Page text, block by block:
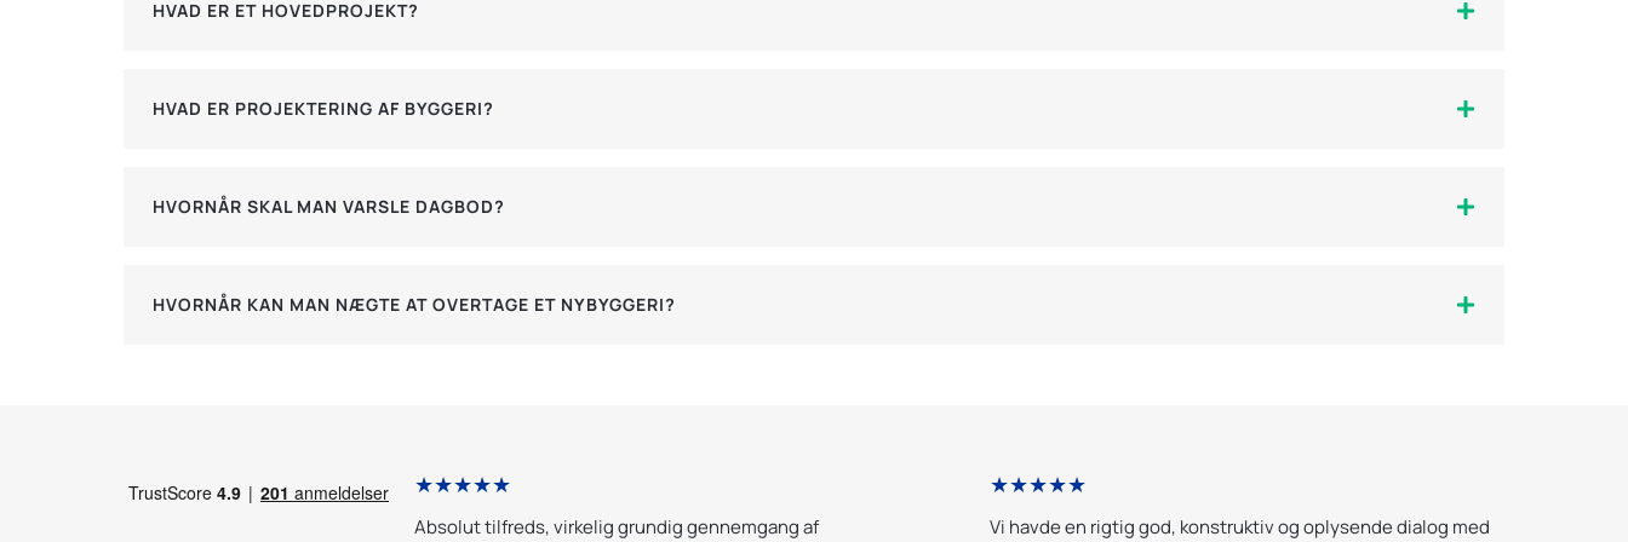
HVAD ER ET HOVEDPROJEKT?
HVAD ER PROJEKTERING AF BYGGERI?
HVORNÅR SKAL MAN VARSLE DAGBOD?
HVORNÅR KAN MAN NÆGTE AT OVERTAGE ET NYBYGGERI?
★★★★★
Absolut tilfreds, virkelig grundig gennemgang af
★★★★★
Vi havde en rigtig god, konstruktiv og oplysende dialog med